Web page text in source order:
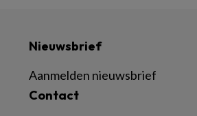
Nieuwsbrief
Aanmelden nieuwsbrief
Contact